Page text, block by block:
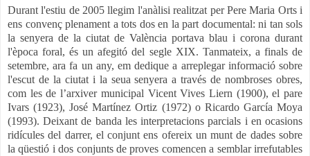
Durant l'estiu de 2005 llegim l'anàlisi realitzat per Pere Maria Orts i
ens convenç plenament a tots dos en la part documental: ni tan sols
la senyera de la ciutat de València portava blau i corona durant
l'època foral, és un afegitó del segle XIX. Tanmateix, a finals de
setembre, ara fa un any, em dedique a arreplegar informació sobre
l'escut de la ciutat i la seua senyera a través de nombroses obres,
com les de l’arxiver municipal Vicent Vives Liern (1900), el pare
Ivars (1923), José Martínez Ortiz (1972) o Ricardo García Moya
(1993). Deixant de banda les interpretacions parcials i en ocasions
ridícules del darrer, el conjunt ens ofereix un munt de dades sobre
la qüestió i dos conjunts de proves comencen a semblar irrefutables